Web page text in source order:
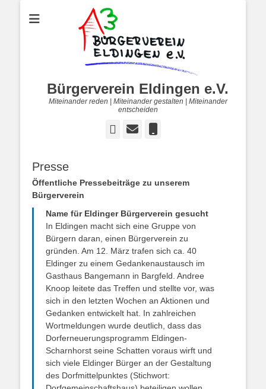
Bürgerverein Eldingen e.V.
Miteinander reden | Miteinander gestalten | Miteinander
entscheiden
Facebook
E-
Presse
Öffentliche Pressebeiträge zu unserem
Bürgerverein
Name für Eldinger Bürgerverein gesucht
In Eldingen macht sich eine Gruppe von
Bürgern daran, einen Bürgerverein zu
gründen. Am 12. März trafen sich ca. 40
Eldinger zu einem Gedankenaustausch im
Gasthaus Bangemann in Bargfeld. Andree
Knoop leitete das Treffen und stellte vor, was
sich in den letzten Wochen an Aktionen und
Gedanken entwickelt hat. In zahlreichen
Wortmeldungen wurde deutlich, dass das
Dorferneuerungsprogramm Eldingen-
Scharnhorst seine Schatten voraus wirft und
sich viele Eldinger Bürger an der Gestaltung
des Dorfmittelpunktes (Stichwort: